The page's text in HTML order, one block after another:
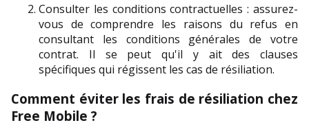
Consulter les conditions contractuelles : assurez-
vous de comprendre les raisons du refus en
consultant les conditions générales de votre
contrat. Il se peut qu'il y ait des clauses
spécifiques qui régissent les cas de résiliation.
Comment éviter les frais de résiliation chez
Free Mobile ?